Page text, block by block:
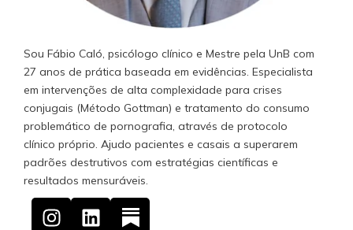
Sou Fábio Caló, psicólogo clínico e Mestre pela UnB com
27 anos de prática baseada em evidências. Especialista
em intervenções de alta complexidade para crises
conjugais (Método Gottman) e tratamento do consumo
problemático de pornografia, através de protocolo
clínico próprio. Ajudo pacientes e casais a superarem
padrões destrutivos com estratégias científicas e
resultados mensuráveis.